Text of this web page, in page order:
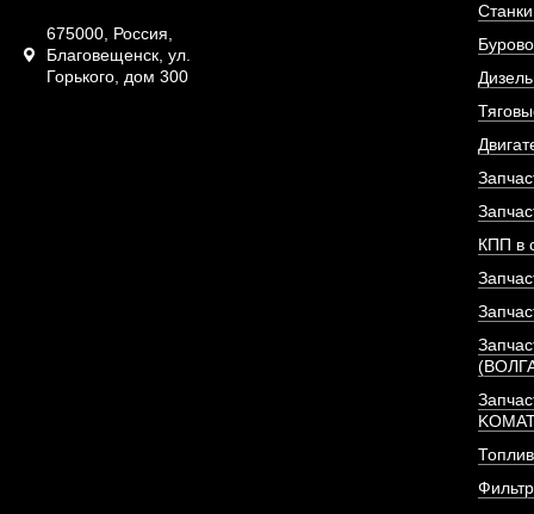
675000, Россия,
Благовещенск, ул.
Горького, дом 300
КПП в